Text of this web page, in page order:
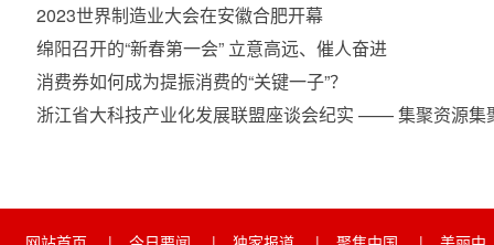
2023世界制造业大会在安徽合肥开幕
绵阳召开的“新春第一会” 立意高远、催人奋进
消费券如何成为提振消费的“关键一子”？
浙江省大科技产业化发展联盟座谈会纪实 —— 集聚资源集